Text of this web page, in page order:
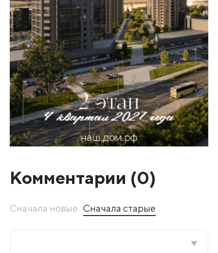
Комментарии (0)
Сначала новые Сначала старые